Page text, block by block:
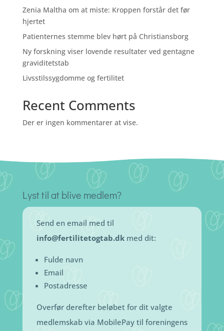
Zenia Maltha om at miste: ​Kroppen forstår det før
hjertet
Patienternes stemme blev hørt på Christiansborg
Ny forskning viser lovende resultater ved gentagne
graviditetstab
Livsstilssygdomme og fertilitet
Recent Comments
Der er ingen kommentarer at vise.
Lyst til at blive medlem?
Send en email med til
info@fertilitetogtab.dk med dit:
Fulde navn
Email
Postadresse
Overfør derefter beløbet for dit valgte
medlemskab via MobilePay til foreningens